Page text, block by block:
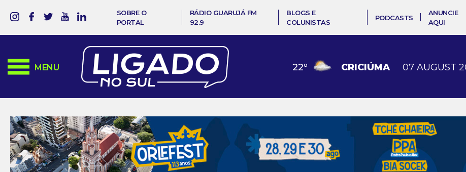
SOBRE O
PORTAL
RÁDIO GUARUJÁ FM
92.9
BLOGS E
COLUNISTAS
PODCASTS
ANUNCIE
AQUI
MENU 22º CRICIÚMA 07 AUGUST